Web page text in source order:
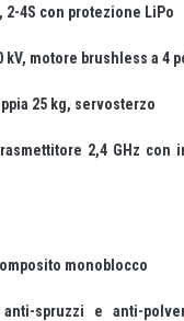
2-4S con protezione LiPo
kV, motore brushless a 4
25 kg, servosterzo
2,4 GHz
monoblocco
spruzzi e anti-